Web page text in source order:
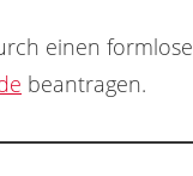
einen
beantragen.